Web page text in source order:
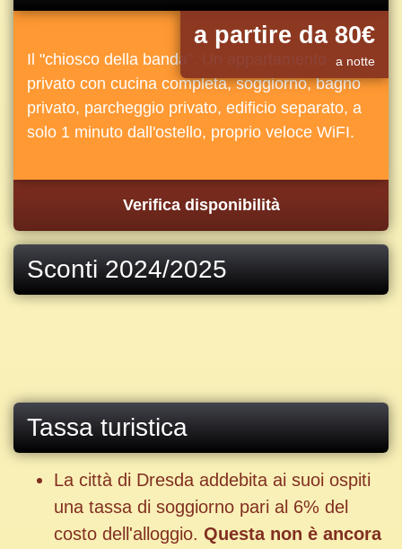
a partire da 80€
a notte
Il "chiosco della banda". Un appartamento
privato con cucina completa, soggiorno, bagno
privato, parcheggio privato, edificio separato, a
solo 1 minuto dall'ostello, proprio veloce WiFI.
Verifica disponibilità
Sconti 2024/2025
Tassa turistica
La città di Dresda addebita ai suoi ospiti
una tassa di soggiorno pari al 6% del
costo dell'alloggio. Questa non è ancora